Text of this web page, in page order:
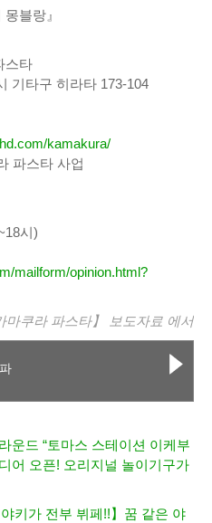
블랑』
스타
기타구 히라타 173-104
kamakura/
파스타 사업
시)
mailform/opinion.html?
마쿠라 파스타】
보도자료 에서
운드 “토마스 스테이션 이케부
어 오픈! 오리지널 놀이기구가
키가 전부 뷔페!!】꿈 같은 야